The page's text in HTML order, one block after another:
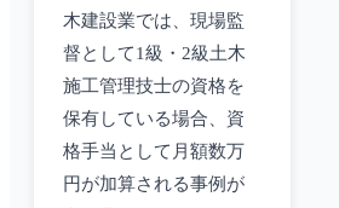
木建設業では、現場監
督として1級・2級土木
施工管理技士の資格を
保有している場合、資
格手当として月額数万
円が加算される事例が